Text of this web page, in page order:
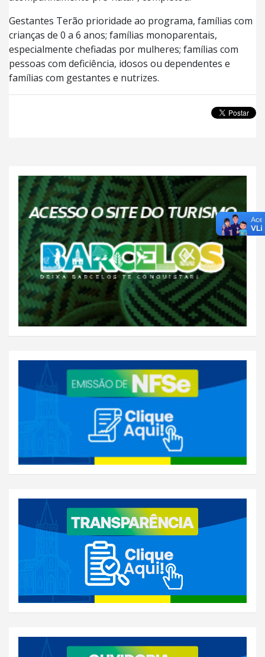
Gestantes Terão prioridade ao programa, famílias com
crianças de 0 a 6 anos; famílias monoparentais,
especialmente chefiadas por mulheres; famílias com
pessoas com deficiência, idosos ou dependentes e
famílias com gestantes e nutrizes.